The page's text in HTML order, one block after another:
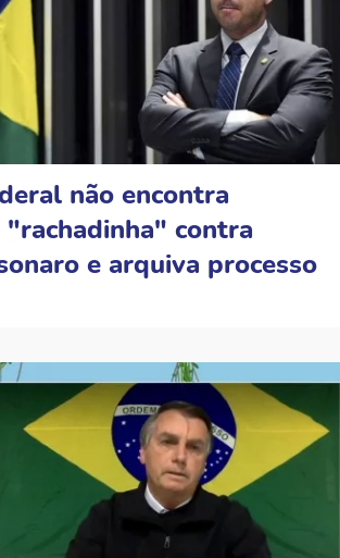
não encontra
"rachadinha" contra
e arquiva processo